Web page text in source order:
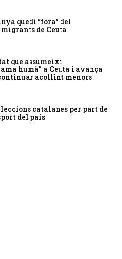
quedi “fora” del
de Ceuta
que assumeixi
humà” a Ceuta i avança
acollint menors
catalanes per part de
del país